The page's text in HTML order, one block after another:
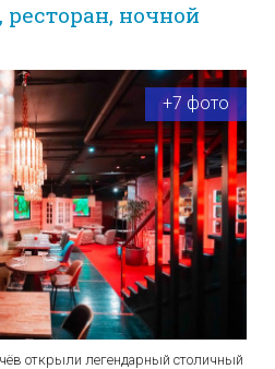
ночной
+7 фото
открыли легендарный столичный